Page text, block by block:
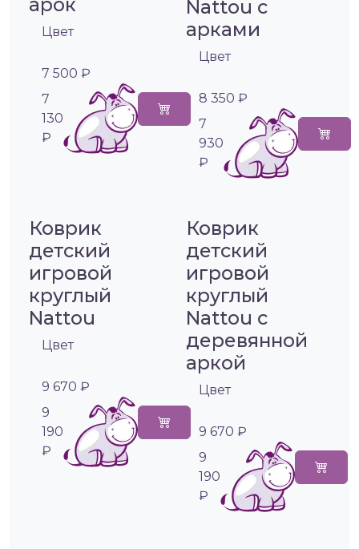
арок
Цвет
7 500 ₽
7
130
₽
Nattou с
арками
Цвет
8 350 ₽
7
930
₽
Коврик
детский
игровой
круглый
Nattou
Цвет
9 670 ₽
9
190
₽
Коврик
детский
игровой
круглый
Nattou с
деревянной
аркой
Цвет
9 670 ₽
9
190
₽